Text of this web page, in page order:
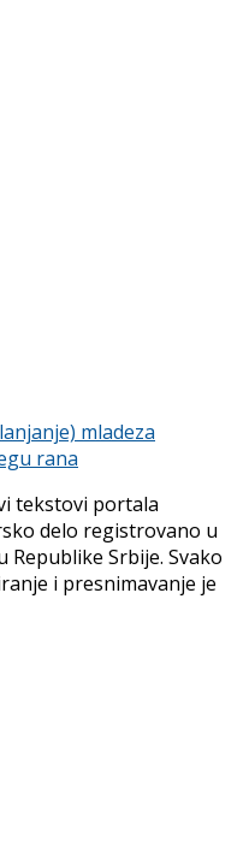
mladeza
rana
tekstovi portala
delo registrovano u
Srbije. Svako
i presnimavanje je